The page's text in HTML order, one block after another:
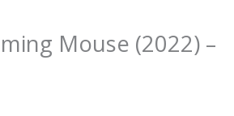
Mouse (2022) –